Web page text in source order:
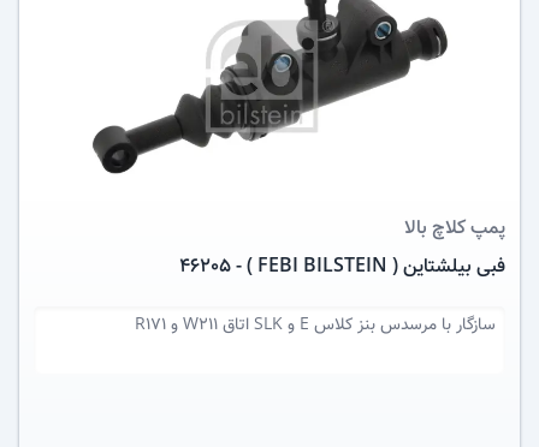
عکس کالا
پمپ کلاچ بالا
فبی بیلشتاین ( FEBI BILSTEIN ) - 46205
سازگار با مرسدس بنز کلاس E و SLK اتاق W211 و R171